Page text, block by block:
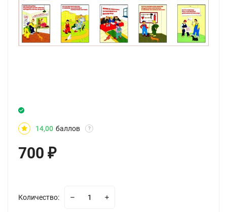
14,00 баллов ?
700 ₽
Количество: